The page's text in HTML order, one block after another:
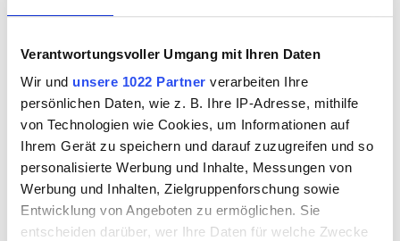
Verantwortungsvoller Umgang mit Ihren Daten
Wir und unsere 1022 Partner verarbeiten Ihre
persönlichen Daten, wie z. B. Ihre IP-Adresse, mithilfe
von Technologien wie Cookies, um Informationen auf
Ihrem Gerät zu speichern und darauf zuzugreifen und so
personalisierte Werbung und Inhalte, Messungen von
Werbung und Inhalten, Zielgruppenforschung sowie
Entwicklung von Angeboten zu ermöglichen. Sie
entscheiden darüber, wer Ihre Daten für welche Zwecke
Bar CB-2334-F
9690009
Bar CB-2335-F
9690010